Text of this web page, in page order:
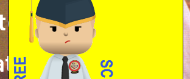
mrprepor: el
en internet